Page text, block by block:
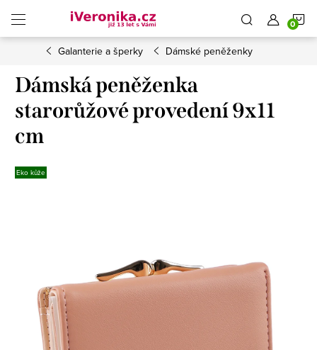
obsah
Galanterie a šperky Dámské peněženky
Dámská peněženka
starorůžové provedení 9x11
cm
Eko kůže